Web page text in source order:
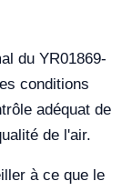
du YR01869-
conditions
adéquat de
de l'air.
à ce que le